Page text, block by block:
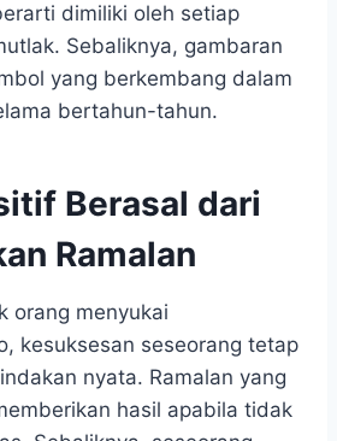
dimiliki oleh setiap
Sebaliknya, gambaran
yang berkembang dalam
bertahun-tahun.
Berasal dari
Ramalan
orang menyukai
kesuksesan seseorang tetap
nyata. Ramalan yang
hasil apabila tidak